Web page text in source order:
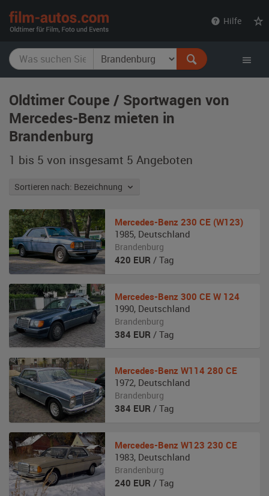
Hilfe
Oldtimer Coupe / Sportwagen von
Mercedes-Benz mieten in
Brandenburg
1 bis 5 von insgesamt 5 Angeboten
Sortieren nach: Bezeichnung
Mercedes-Benz 230 CE (W123)
1985, Deutschland
Brandenburg
420 EUR / Tag
Mercedes-Benz 300 CE W 124
1990, Deutschland
Brandenburg
384 EUR / Tag
Mercedes-Benz W114 280 CE
1972, Deutschland
Brandenburg
384 EUR / Tag
Mercedes-Benz W123 230 CE
1983, Deutschland
Brandenburg
240 EUR / Tag